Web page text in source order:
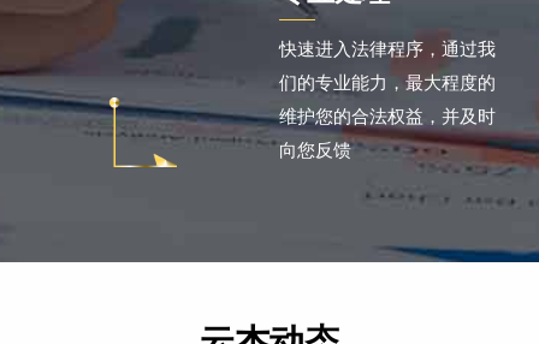
快速进入法律程序，通过我
们的专业能力，最大程度的
维护您的合法权益，并及时
向您反馈